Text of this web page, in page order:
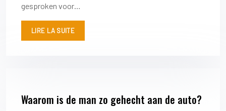
gesproken voor…
LIRE LA SUITE
Waarom is de man zo gehecht aan de auto?